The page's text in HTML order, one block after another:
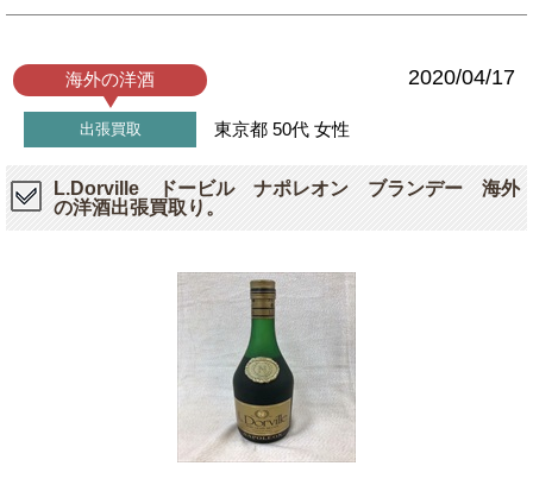
海外の洋酒 2020/04/17
出張買取 東京都 50代 女性
L.Dorville ドービル ナポレオン ブランデー 海外
の洋酒出張買取り。